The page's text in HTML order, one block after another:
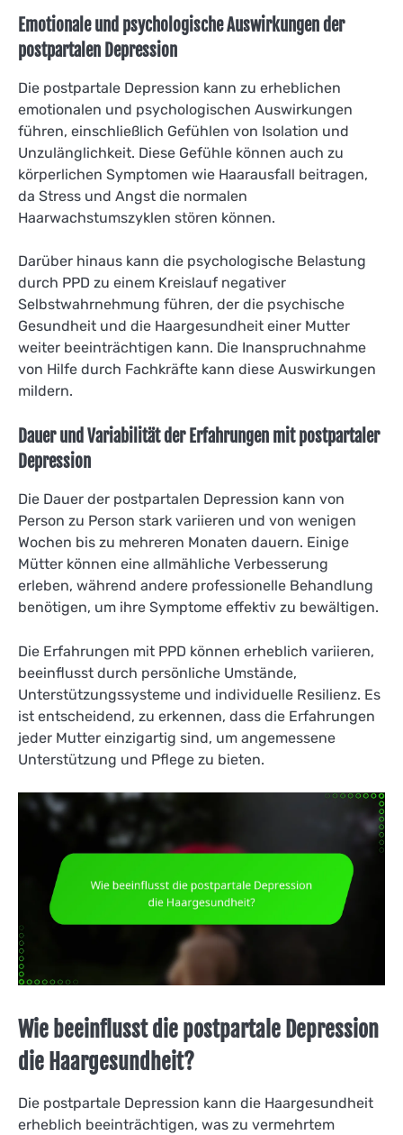
Emotionale und psychologische Auswirkungen der
postpartalen Depression
Die postpartale Depression kann zu erheblichen
emotionalen und psychologischen Auswirkungen
führen, einschließlich Gefühlen von Isolation und
Unzulänglichkeit. Diese Gefühle können auch zu
körperlichen Symptomen wie Haarausfall beitragen,
da Stress und Angst die normalen
Haarwachstumszyklen stören können.
Darüber hinaus kann die psychologische Belastung
durch PPD zu einem Kreislauf negativer
Selbstwahrnehmung führen, der die psychische
Gesundheit und die Haargesundheit einer Mutter
weiter beeinträchtigen kann. Die Inanspruchnahme
von Hilfe durch Fachkräfte kann diese Auswirkungen
mildern.
Dauer und Variabilität der Erfahrungen mit postpartaler
Depression
Die Dauer der postpartalen Depression kann von
Person zu Person stark variieren und von wenigen
Wochen bis zu mehreren Monaten dauern. Einige
Mütter können eine allmähliche Verbesserung
erleben, während andere professionelle Behandlung
benötigen, um ihre Symptome effektiv zu bewältigen.
Die Erfahrungen mit PPD können erheblich variieren,
beeinflusst durch persönliche Umstände,
Unterstützungssysteme und individuelle Resilienz. Es
ist entscheidend, zu erkennen, dass die Erfahrungen
jeder Mutter einzigartig sind, um angemessene
Unterstützung und Pflege zu bieten.
Wie beeinflusst die postpartale Depression
die Haargesundheit?
Die postpartale Depression kann die Haargesundheit
erheblich beeinträchtigen, was zu vermehrtem